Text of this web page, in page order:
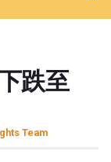
alert
跌至
Team